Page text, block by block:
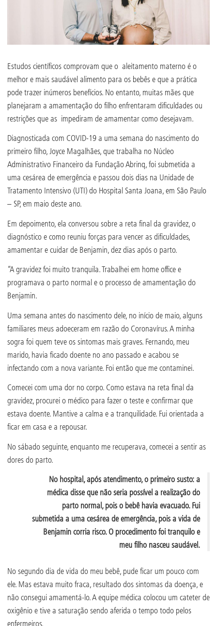
Estudos científicos comprovam que o aleitamento materno é o
melhor e mais saudável alimento para os bebês e que a prática
pode trazer inúmeros benefícios. No entanto, muitas mães que
planejaram a amamentação do filho enfrentaram dificuldades ou
restrições que as impediram de amamentar como desejavam.
Diagnosticada com COVID-19 a uma semana do nascimento do
primeiro filho, Joyce Magalhães, que trabalha no Núcleo
Administrativo Financeiro da Fundação Abrinq, foi submetida a
uma cesárea de emergência e passou dois dias na Unidade de
Tratamento Intensivo (UTI) do Hospital Santa Joana, em São Paulo
– SP, em maio deste ano.
Em depoimento, ela conversou sobre a reta final da gravidez, o
diagnóstico e como reuniu forças para vencer as dificuldades,
amamentar e cuidar de Benjamin, dez dias após o parto.
“A gravidez foi muito tranquila. Trabalhei em home office e
programava o parto normal e o processo de amamentação do
Benjamin.
Uma semana antes do nascimento dele, no início de maio, alguns
familiares meus adoeceram em razão do Coronavírus. A minha
sogra foi quem teve os sintomas mais graves. Fernando, meu
marido, havia ficado doente no ano passado e acabou se
infectando com a nova variante. Foi então que me contaminei.
Comecei com uma dor no corpo. Como estava na reta final da
gravidez, procurei o médico para fazer o teste e confirmar que
estava doente. Mantive a calma e a tranquilidade. Fui orientada a
ficar em casa e a repousar.
No sábado seguinte, enquanto me recuperava, comecei a sentir as
dores do parto.
No hospital, após atendimento, o primeiro susto: a
médica disse que não seria possível a realização do
parto normal, pois o bebê havia evacuado. Fui
submetida a uma cesárea de emergência, pois a vida de
Benjamin corria risco. O procedimento foi tranquilo e
meu filho nasceu saudável.
No segundo dia de vida do meu bebê, pude ficar um pouco com
ele. Mas estava muito fraca, resultado dos sintomas da doença, e
não consegui amamentá-lo. A equipe médica colocou um cateter de
oxigênio e tive a saturação sendo aferida o tempo todo pelos
enfermeiros.